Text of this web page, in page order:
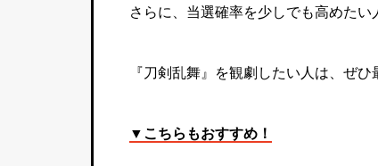
さらに、当選確率を少しでも高めたい
『刀剣乱舞』を観劇したい人は、ぜ
▼こちらもおすすめ！